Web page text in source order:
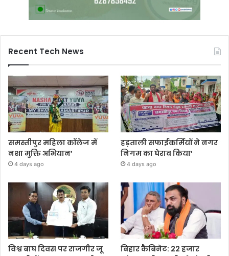
Recent Tech News
समस्तीपुर महिला कॉलेज में
नशा मुक्ति अभियान’
4 days ago
हड़ताली सफाईकर्मियों ने नगर
निगम का घेराव किया’
4 days ago
विश्व बाघ दिवस पर राजगीर जू
बिहार कैबिनेट: 22 हजार